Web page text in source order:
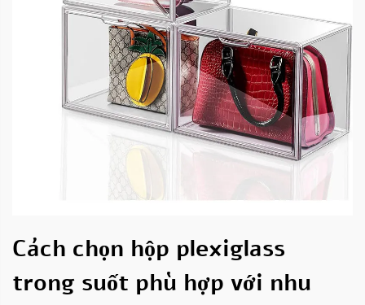
Cách chọn hộp plexiglass
trong suốt phù hợp với nhu